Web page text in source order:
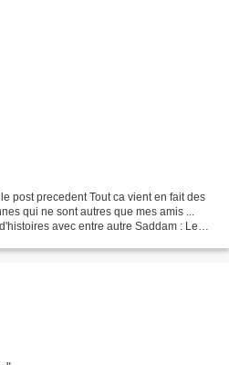
post precedent Tout ca vient en fait des
qui ne sont autres que mes amis ...
avec entre autre Saddam : Le